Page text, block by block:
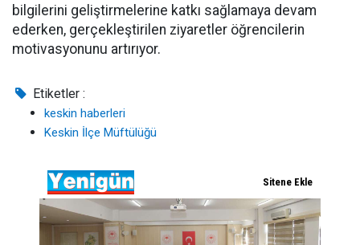
bilgilerini geliştirmelerine katkı sağlamaya devam
ederken, gerçekleştirilen ziyaretler öğrencilerin
motivasyonunu artırıyor.
Etiketler :
keskin haberleri
Keskin İlçe Müftülüğü